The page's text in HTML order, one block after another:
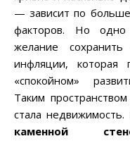
— зависит по
факторов. Но
желание
инфляции, которая
«спокойном»
Таким
стала
каменной